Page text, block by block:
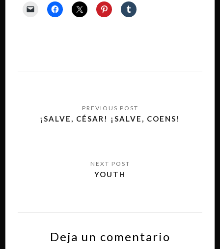
¡SALVE, CÉSAR! ¡SALVE, COENS!
YOUTH
Deja un comentario